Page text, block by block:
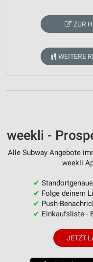
ZUR
WEITERE
weekli -
Alle Subway Angebote
weekli
✔
✔ Folge deinem
✔ Push-
✔ Einkaufsliste -
JETZT